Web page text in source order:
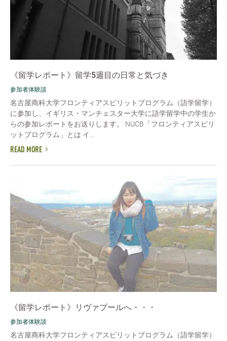
《留学レポート》留学5週目の日常と気づき
参加者体験談
名古屋商科大学フロンティアスピリットプログラム（語学留学）
に参加し、イギリス・マンチェスター大学に語学留学中の学生か
らの参加レポートをお送りします。 NUCB「フロンティアスピリ
ットプログラム」とは イ...
READ MORE
《留学レポート》リヴァプールへ・・・
参加者体験談
名古屋商科大学フロンティアスピリットプログラム（語学留学）